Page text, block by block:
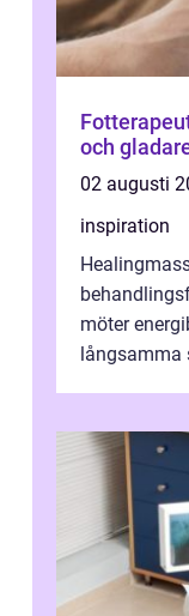
och
02 augusti
inspiration
möter
långsamma